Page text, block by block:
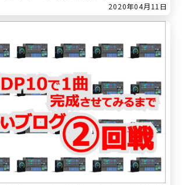
設定まで進みましたので、本当に半音下がったのか確認しましょう。 […]
2020年04月11日